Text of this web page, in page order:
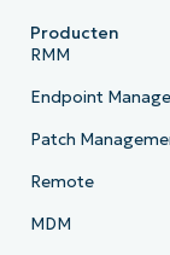
Producten
RMM
Endpoint
Patch
Remote
MDM